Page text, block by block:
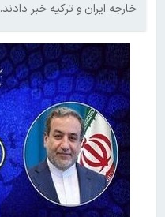
خارجه ایران و ترکیه خبر دادند.